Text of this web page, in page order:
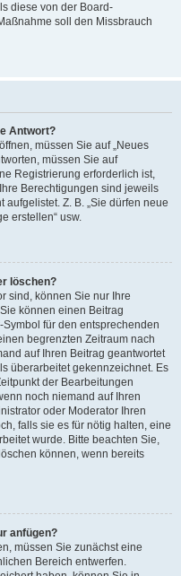
diese von der Board-
soll den Missbrauch
Antwort?
müssen Sie auf „Neues
müssen Sie auf
Registrierung erforderlich ist,
Berechtigungen sind jeweils
Z. B. „Sie dürfen neue
erstellen“ usw.
löschen?
sind, können Sie nur Ihre
können einen Beitrag
Symbol für den entsprechenden
begrenzten Zeitraum nach
auf Ihren Beitrag geantwortet
überarbeitet gekennzeichnet. Es
der Bearbeitungen
noch niemand auf Ihren
oder Moderator Ihren
falls sie es für nötig halten, eine
wurde. Bitte beachten Sie,
können, wenn bereits
anfügen?
müssen Sie zunächst eine
Bereich entwerfen.